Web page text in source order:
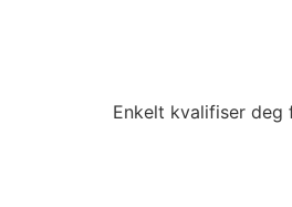
Enkelt kvalifiser deg